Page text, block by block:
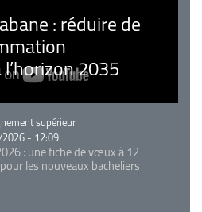
: réduire de
2035
supérieur
- 12:09
: une fiche de vœux à 12
les nouveaux bacheliers